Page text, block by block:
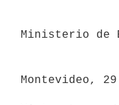
Ministerio de
Montevideo,